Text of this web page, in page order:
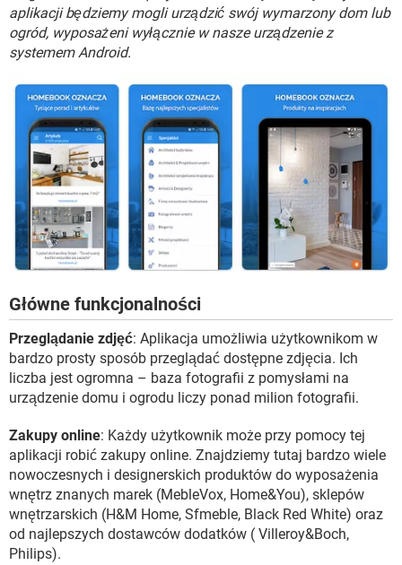
WINDOWS 10
aplikacji będziemy mogli urządzić swój wymarzony dom lub
ogród, wyposażeni wyłącznie w nasze urządzenie z
systemem Android.
Główne funkcjonalności
Przeglądanie zdjęć: Aplikacja umożliwia użytkownikom w
bardzo prosty sposób przeglądać dostępne zdjęcia. Ich
liczba jest ogromna – baza fotografii z pomysłami na
urządzenie domu i ogrodu liczy ponad milion fotografii.
Zakupy online: Każdy użytkownik może przy pomocy tej
aplikacji robić zakupy online. Znajdziemy tutaj bardzo wiele
nowoczesnych i designerskich produktów do wyposażenia
wnętrz znanych marek (MebleVox, Home&You), sklepów
wnętrzarskich (H&M Home, Sfmeble, Black Red White) oraz
od najlepszych dostawców dodatków ( Villeroy&Boch,
Philips).